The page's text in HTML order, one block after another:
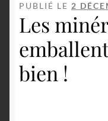
PUBLIÉ LE 2
Les
bien !